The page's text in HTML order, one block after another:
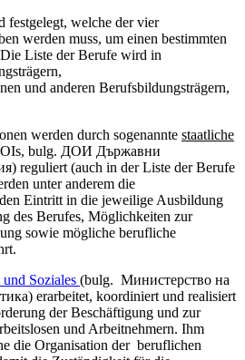
festgelegt, welche der vier
werden muss, um einen bestimmten
Liste der Berufe wird in
und anderen Berufsbildungsträgern,
werden durch sogenannte staatliche
bulg. ДОИ Държавни
reguliert (auch in der Liste der Berufe
unter anderem die
Eintritt in die jeweilige Ausbildung
des Berufes, Möglichkeiten zur
sowie mögliche berufliche
Soziales (bulg. Министерство на
erarbeitet, koordiniert und realisiert
der Beschäftigung und zur
und Arbeitnehmern. Ihm
die Organisation der beruflichen